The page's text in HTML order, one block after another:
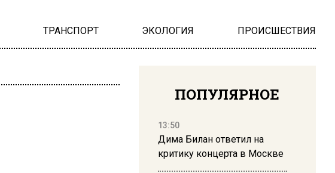
ТРАНСПОРТ ЭКОЛОГИЯ ПРОИСШЕСТВИЯ
ПОПУЛЯРНОЕ
13:50
Дима Билан ответил на
критику концерта в Москве